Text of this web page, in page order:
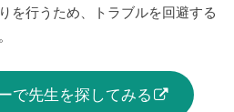
を行うため、トラブルを回避する
で先生を探してみる